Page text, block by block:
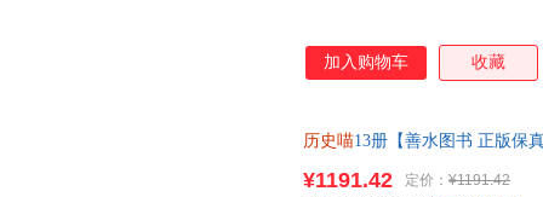
加入购物车 收藏
历史喵13册【善水图书 正版保
¥1191.42 定价： ¥1191.42